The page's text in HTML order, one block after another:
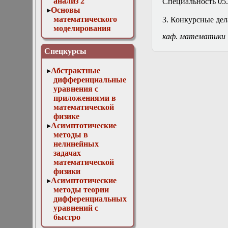
Основы
математического
моделирования
Численные методы
в физике
Спецкурсы
Абстрактные
дифференциальные
уравнения с
приложениями в
математической
физике
Асимптотические
методы в
нелинейных
задачах
математической
физики
Асимптотические
методы теории
дифференциальных
уравнений с
быстро
осциллирующими
3. Конкурсные
каф. математики